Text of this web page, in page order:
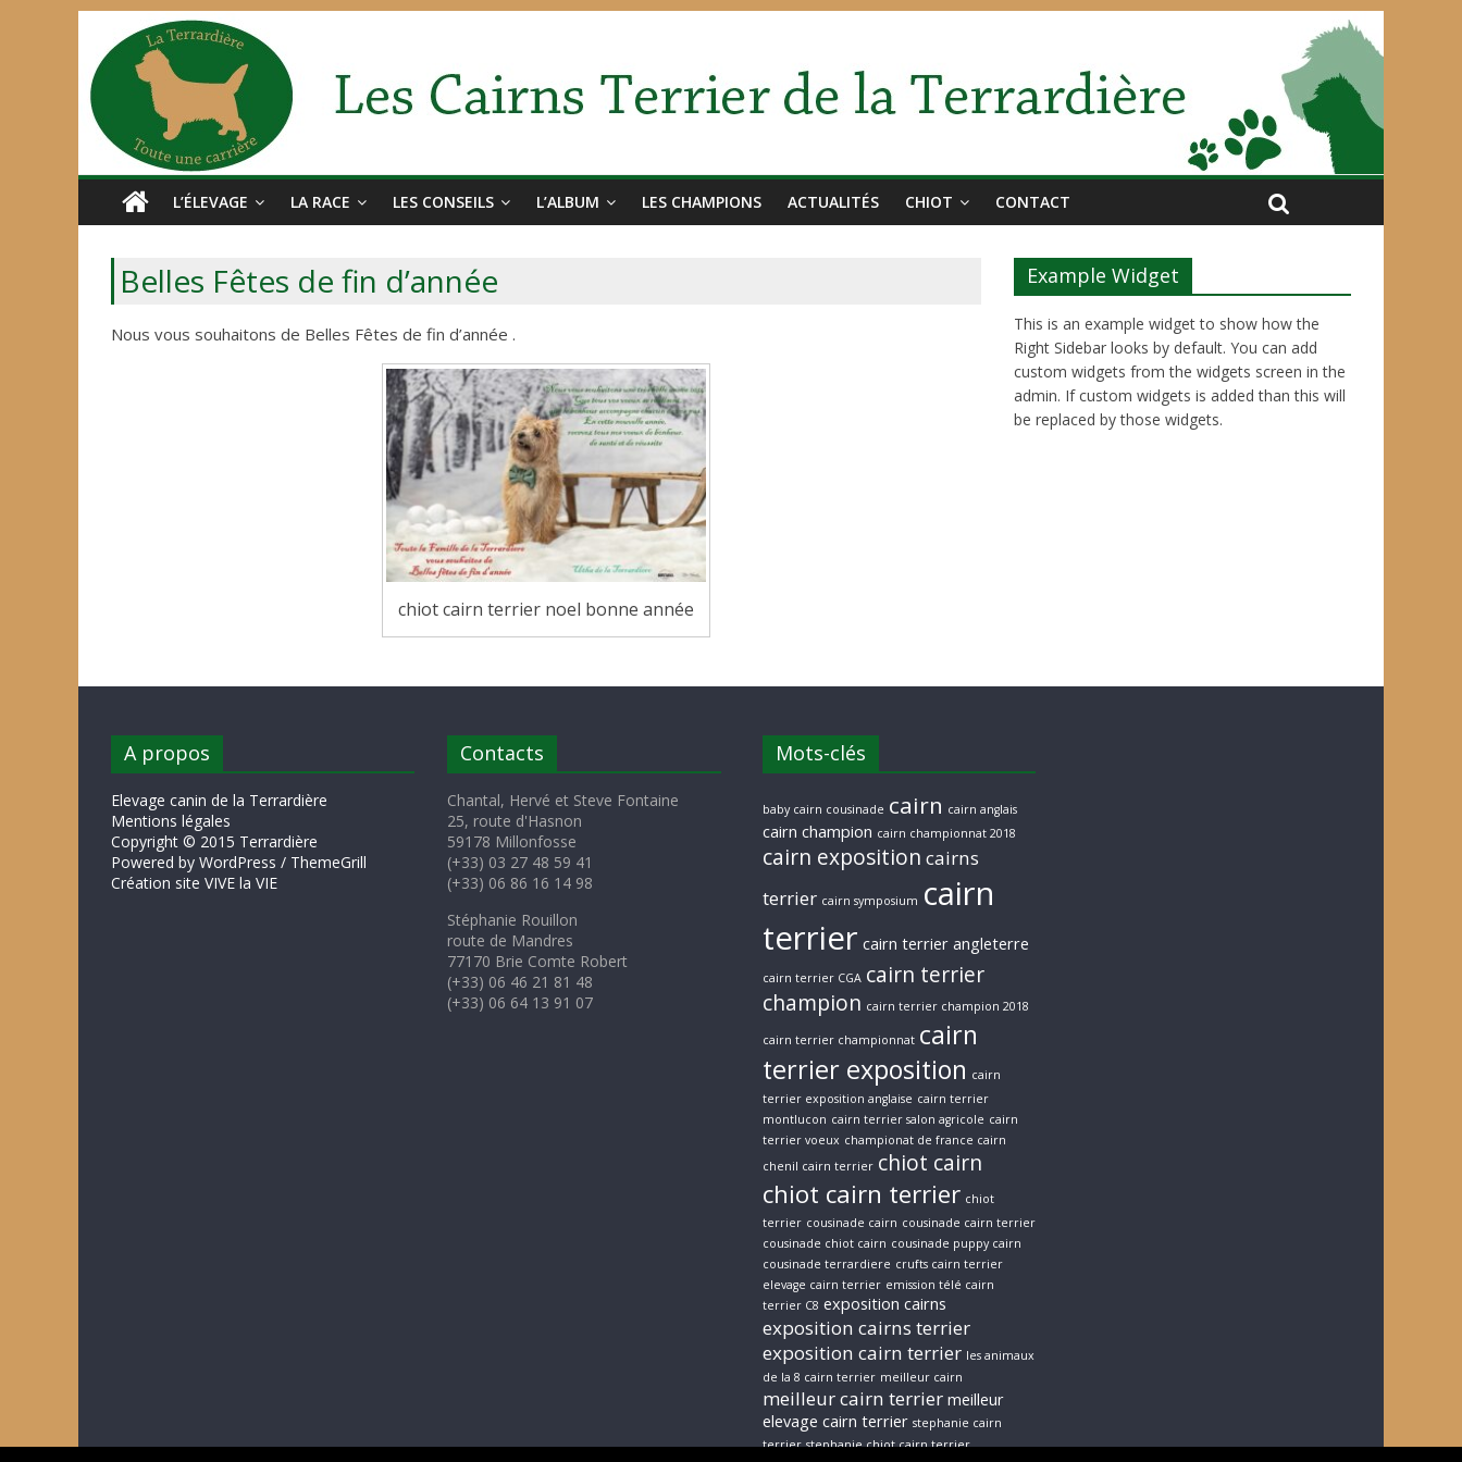
L’ÉLEVAGE LA RACE LES CONSEILS L’ALBUM LES CHAMPIONS ACTUALITÉS CHIOT CONTACT
Belles Fêtes de fin d’année
Nous vous souhaitons de Belles Fêtes de fin d’année .
chiot cairn terrier noel bonne année
Example Widget
This is an example widget to show how the
Right Sidebar looks by default. You can add
custom widgets from the widgets screen in the
admin. If custom widgets is added than this will
be replaced by those widgets.
A propos
Elevage canin de la Terrardière
Mentions légales
Copyright © 2015 Terrardière
Powered by WordPress / ThemeGrill
Création site VIVE la VIE
Contacts
Chantal, Hervé et Steve Fontaine
25, route d'Hasnon
59178 Millonfosse
(+33) 03 27 48 59 41
(+33) 06 86 16 14 98
Stéphanie Rouillon
route de Mandres
77170 Brie Comte Robert
(+33) 06 46 21 81 48
(+33) 06 64 13 91 07
Mots-clés
baby cairn cousinade cairn cairn anglais
cairn champion cairn championnat 2018
cairn exposition cairns
terrier cairn symposium cairn
terrier cairn terrier angleterre
cairn terrier CGA cairn terrier
champion cairn terrier champion 2018
cairn terrier championnat cairn
terrier exposition cairn
terrier exposition anglaise cairn terrier
montlucon cairn terrier salon agricole cairn
terrier voeux championat de france cairn
chenil cairn terrier chiot cairn
chiot cairn terrier chiot
terrier cousinade cairn cousinade cairn terrier
cousinade chiot cairn cousinade puppy cairn
cousinade terrardiere crufts cairn terrier
elevage cairn terrier emission télé cairn
terrier C8 exposition cairns
exposition cairns terrier
exposition cairn terrier les animaux
de la 8 cairn terrier meilleur cairn
meilleur cairn terrier meilleur
elevage cairn terrier stephanie cairn
terrier stephanie chiot cairn terrier